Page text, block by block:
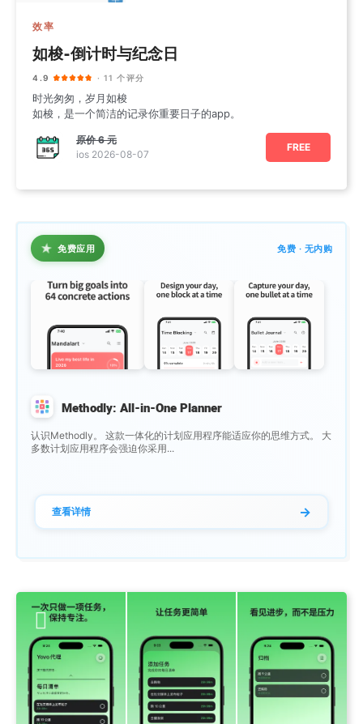
效率
如梭-倒计时与纪念日
4.9 · 11 个评分
时光匆匆，岁月如梭
如梭，是一个简洁的记录你重要日子的app。
原价6 元
ios 2026-08-07
FREE
★ 免费应用 免费 · 无内购
Methodly: All-in-One Planner
认识Methodly。 这款一体化的计划应用程序能适应你的思维方式。 大
多数计划应用程序会强迫你采用...
查看详情 →